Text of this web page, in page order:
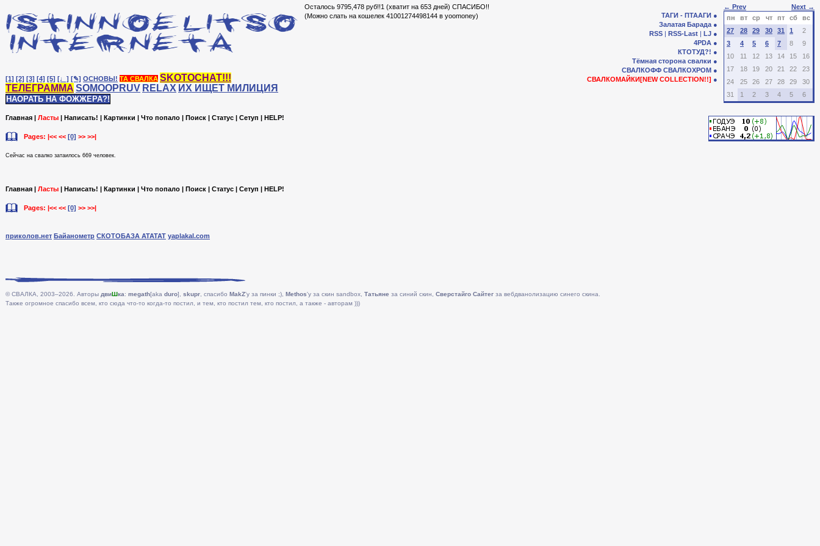
[1] [2] [3] [4] [5] [♩] [✎] ОСНОВЫ! ТА СВАЛКА SKOTOCHAT!!!
ТЕЛЕГРАММА SOMOOPRUV RELAX ИХ ИЩЕТ МИЛИЦИЯ
НАОРАТЬ НА ФОЖЖЕРА?!
Осталось 9795,478 руб!!1 (хватит на 653 дней) СПАСИБО!!
(Можно слать на кошелек 41001274498144 в yoomoney)
ТАГИ - ПТААГИ
Залатая Барада
RSS | RSS-Last | LJ
4PDA
КТОТУД?!
Тёмная сторона свалки
СВАЛКОФФ СВАЛКОХРОМ
СВАЛКОМАЙКИ[NEW COLLECTION!!]
← Prev
Next →
пн
вт ср чт пт сб
вс
27
28 29 30 31 1
2
3
4 5 6 7 8
9
10
11 12 13 14 15
16
17
18 19 20 21 22
23
24
25 26 27 28 29
30
31
1 2 3 4 5 6
Главная | Ласты | Написать! | Картинки | Что попало | Поиск | Статус | Сетуп | HELP!
Pages: |<< << [0] >> >>|
Сейчас на cвалко затаилось 669 человек.
Главная | Ласты | Написать! | Картинки | Что попало | Поиск | Статус | Сетуп | HELP!
Pages: |<< << [0] >> >>|
приколов.нет Байанометр СКОТОБАЗА АТАТАТ yaplakal.com
© СВАЛКА, 2003–2026. Авторы двиШка: megath[aka duro], skupr , спасибо MakZ'у за пинки ;), Methos'у за скин sandbox, Татьяне за синий скин, Сверстайго Сайтег за вебдванолизацию синего скина.
Также огромное спасибо всем, кто сюда что-то когда-то постил, и тем, кто постил тем, кто постил, а также - авторам )))